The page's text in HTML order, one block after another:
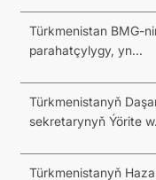
Türkmenistan BMG-
parahatçylygy, yn...
Türkmenistanyň
sekretarynyň Ýörite
Türkmenistanyň